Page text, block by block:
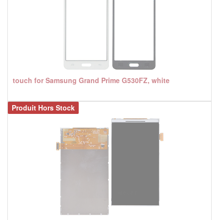
touch for Samsung Grand Prime G530FZ, white
Produit Hors Stock